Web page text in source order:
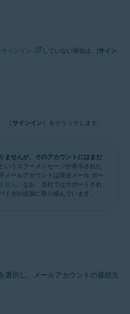
インイン していない場合は、[サイン
［ サインイン ］をクリックします。
ませんが、そのアカウントにはまだ
というエラーメッセージが表示された
メールアカウントは現在メール ガー
せん
。なお、当社ではサポートされ
イダの追加に取り組んでいます。
選択し、メールアカウントの接続方